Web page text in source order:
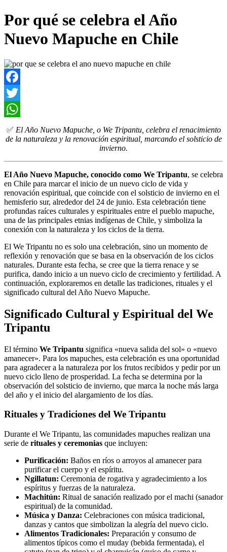
Por qué se celebra el Año
Nuevo Mapuche en Chile
Facebook
Twitter
WhatsApp
✅ El Año Nuevo Mapuche, o We Tripantu, celebra el renacimiento
de la naturaleza y la renovación espiritual, marcando el solsticio de
invierno.
El Año Nuevo Mapuche, conocido como We Tripantu, se celebra
en Chile para marcar el inicio de un nuevo ciclo de vida y
renovación espiritual, que coincide con el solsticio de invierno en el
hemisferio sur, alrededor del 24 de junio. Esta celebración tiene
profundas raíces culturales y espirituales entre el pueblo mapuche,
una de las principales etnias indígenas de Chile, y simboliza la
conexión con la naturaleza y los ciclos de la tierra.
El We Tripantu no es solo una celebración, sino un momento de
reflexión y renovación que se basa en la observación de los ciclos
naturales. Durante esta fecha, se cree que la tierra renace y se
purifica, dando inicio a un nuevo ciclo de crecimiento y fertilidad. A
continuación, exploraremos en detalle las tradiciones, rituales y el
significado cultural del Año Nuevo Mapuche.
Significado Cultural y Espiritual del We
Tripantu
El término We Tripantu significa «nueva salida del sol» o «nuevo
amanecer». Para los mapuches, esta celebración es una oportunidad
para agradecer a la naturaleza por los frutos recibidos y pedir por un
nuevo ciclo lleno de prosperidad. La fecha se determina por la
observación del solsticio de invierno, que marca la noche más larga
del año y el inicio del alargamiento de los días.
Rituales y Tradiciones del We Tripantu
Durante el We Tripantu, las comunidades mapuches realizan una
serie de rituales y ceremonias que incluyen:
Purificación: Baños en ríos o arroyos al amanecer para
purificar el cuerpo y el espíritu.
Ngillatun: Ceremonia de rogativa y agradecimiento a los
espíritus y fuerzas de la naturaleza.
Machitún: Ritual de sanación realizado por el machi (sanador
espiritual) de la comunidad.
Música y Danza: Celebraciones con música tradicional,
danzas y cantos que simbolizan la alegría del nuevo ciclo.
Alimentos Tradicionales: Preparación y consumo de
alimentos típicos como el muday (bebida fermentada), el